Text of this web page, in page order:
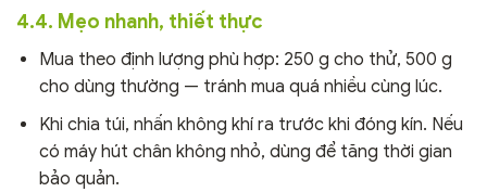
4.4. Mẹo nhanh, thiết thực
Mua theo định lượng phù hợp: 250 g cho thử, 500 g
cho dùng thường — tránh mua quá nhiều cùng lúc.
Khi chia túi, nhấn không khí ra trước khi đóng kín. Nếu
có máy hút chân không nhỏ, dùng để tăng thời gian
bảo quản.